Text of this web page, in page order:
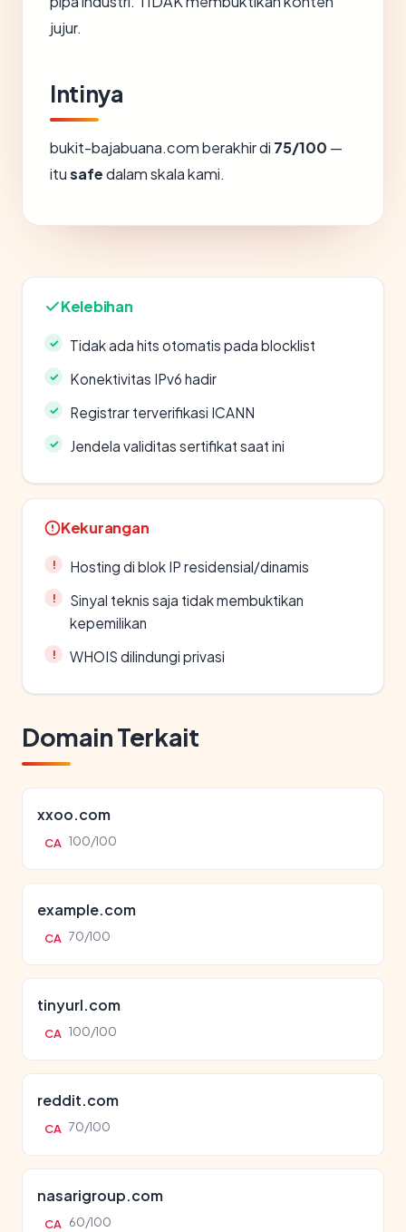
jujur.
Intinya
bukit-bajabuana.com berakhir di 75/100 —
itusafedalam skala kami.
Kelebihan
Tidak ada hits otomatis pada blocklist
Konektivitas IPv6 hadir
Registrar terverifikasi ICANN
Jendela validitas sertifikat saat ini
Kekurangan
Hosting di blok IP residensial/dinamis
Sinyal teknis saja tidak membuktikan
kepemilikan
WHOIS dilindungi privasi
Domain Terkait
xxoo.com
CA 100/100
example.com
CA 70/100
tinyurl.com
CA 100/100
reddit.com
CA 70/100
nasarigroup.com
CA 60/100